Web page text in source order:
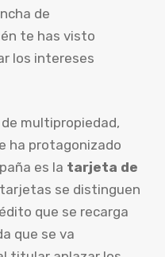
de
te has visto
los intereses
multipropiedad,
ha protagonizado
es la tarjeta de
se distinguen
que se recarga
que se va